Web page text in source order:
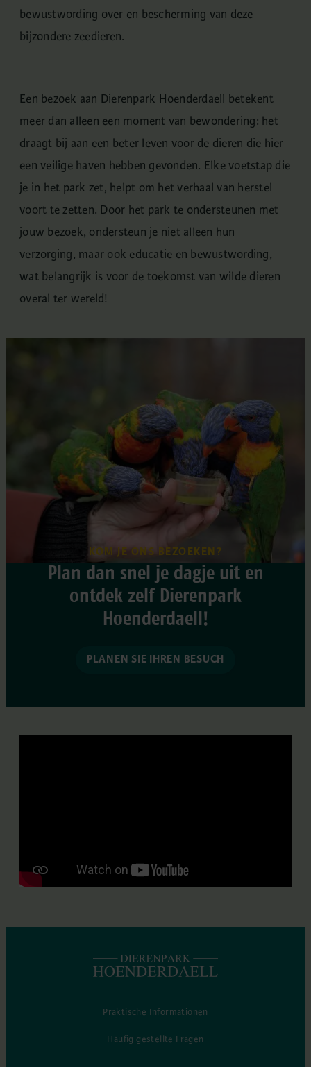
bewustwording over en bescherming van deze
bijzondere zeedieren.
Een bezoek aan Dierenpark Hoenderdaell betekent
meer dan alleen een moment van bewondering: het
draagt bij aan een beter leven voor de dieren die hier
een veilige haven hebben gevonden. Elke voetstap die
je in het park zet, helpt om het verhaal van herstel
voort te zetten. Door het park te ondersteunen met
jouw bezoek, ondersteun je niet alleen hun
verzorging, maar ook educatie en bewustwording,
wat belangrijk is voor de toekomst van wilde dieren
overal ter wereld!
KOM JE ONS BEZOEKEN?
Plan dan snel je dagje uit en
ontdek zelf Dierenpark
Hoenderdaell!
PLANEN SIE IHREN BESUCH
Praktische Informationen
Häufig gestellte Fragen